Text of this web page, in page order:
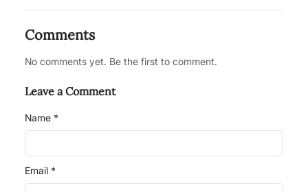
Comments
No comments yet. Be the first to comment.
Leave a Comment
Name *
Email *